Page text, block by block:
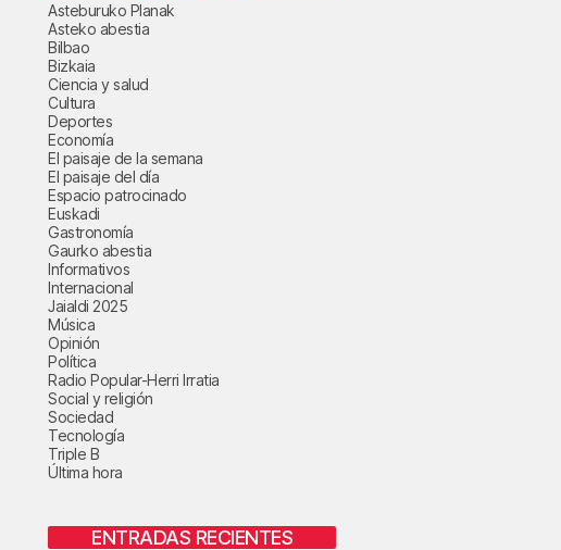
Asteburuko Planak
Asteko abestia
Bilbao
Bizkaia
Ciencia y salud
Cultura
Deportes
Economía
El paisaje de la semana
El paisaje del día
Espacio patrocinado
Euskadi
Gastronomía
Gaurko abestia
Informativos
Internacional
Jaialdi 2025
Música
Opinión
Política
Radio Popular-Herri Irratia
Social y religión
Sociedad
Tecnología
Triple B
Última hora
ENTRADAS RECIENTES